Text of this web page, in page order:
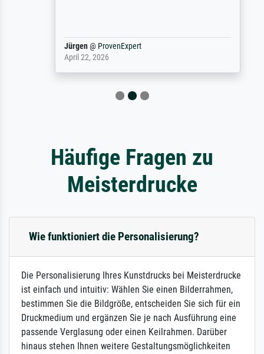
Jürgen@ProvenExpert
April 22, 2026
Häufige Fragen zu
Meisterdrucke
Wie funktioniert die Personalisierung?
Die Personalisierung Ihres Kunstdrucks bei Meisterdrucke
ist einfach und intuitiv: Wählen Sie einen Bilderrahmen,
bestimmen Sie die Bildgröße, entscheiden Sie sich für ein
Druckmedium und ergänzen Sie je nach Ausführung eine
passende Verglasung oder einen Keilrahmen. Darüber
hinaus stehen Ihnen weitere Gestaltungsmöglichkeiten